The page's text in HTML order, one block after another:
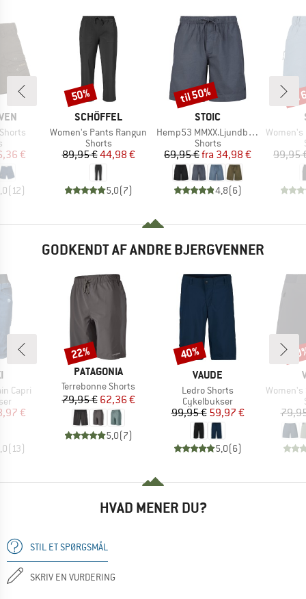
pris
€
(12)
MÆRKE
SCHÖFFEL
Artikel
Women's Pants Rangun
Produktgruppe
Shorts
Pris
89,95 €Nedsat pris
44,98 €
5,0(7)
Rabat
50%
MÆRKE
STOIC
Artikel
Hemp53 MMXX.Ljundby Shorts
Produktgruppe
Shorts
Pris
69,95 € Nedsat pris
fra 34,98 €
4,8(6)
Rabat
til 50%
Artikel
Women's
99,95
GODKENDT AF ANDRE BJERGVENNER
Capri
pris
€
(13)
MÆRKE
PATAGONIA
Artikel
Terrebonne Shorts
Pris
79,95 €Nedsat pris
62,36 €
5,0(7)
Rabat
22%
MÆRKE
VAUDE
Artikel
Ledro Shorts
Produktgruppe
Cykelbukser
Pris
99,95 €Nedsat pris
59,97 €
5,0(6)
Rabat
40%
Artikel
Women's
HVAD MENER DU?
STIL ET SPØRGSMÅL
SKRIV EN VURDERING